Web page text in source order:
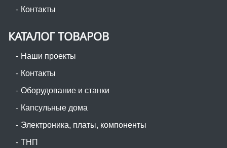
Контакты
КАТАЛОГ ТОВАРОВ
Наши проекты
Контакты
Оборудование и станки
Капсульные дома
Электроника, платы, компоненты
ТНП